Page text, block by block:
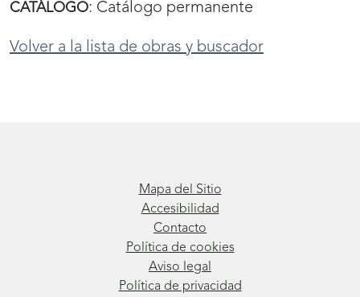
CATÁLOGO: Catálogo permanente
Volver a la lista de obras y buscador
Mapa del Sitio
Accesibilidad
Contacto
Política de cookies
Aviso legal
Política de privacidad